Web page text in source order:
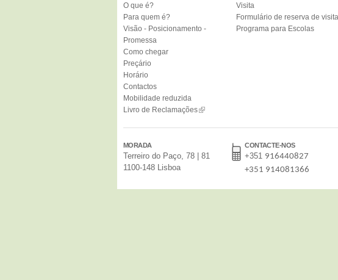
O que é?
Para quem é?
Visão - Posicionamento -
Promessa
Como chegar
Preçário
Horário
Contactos
Mobilidade reduzida
Livro de Reclamações
Visita
Formulário de reserva de visita
Programa para Escolas
MORADA
Terreiro do Paço, 78 | 81
1100-148 Lisboa
CONTACTE-NOS
+351 916440827
+351 914081366